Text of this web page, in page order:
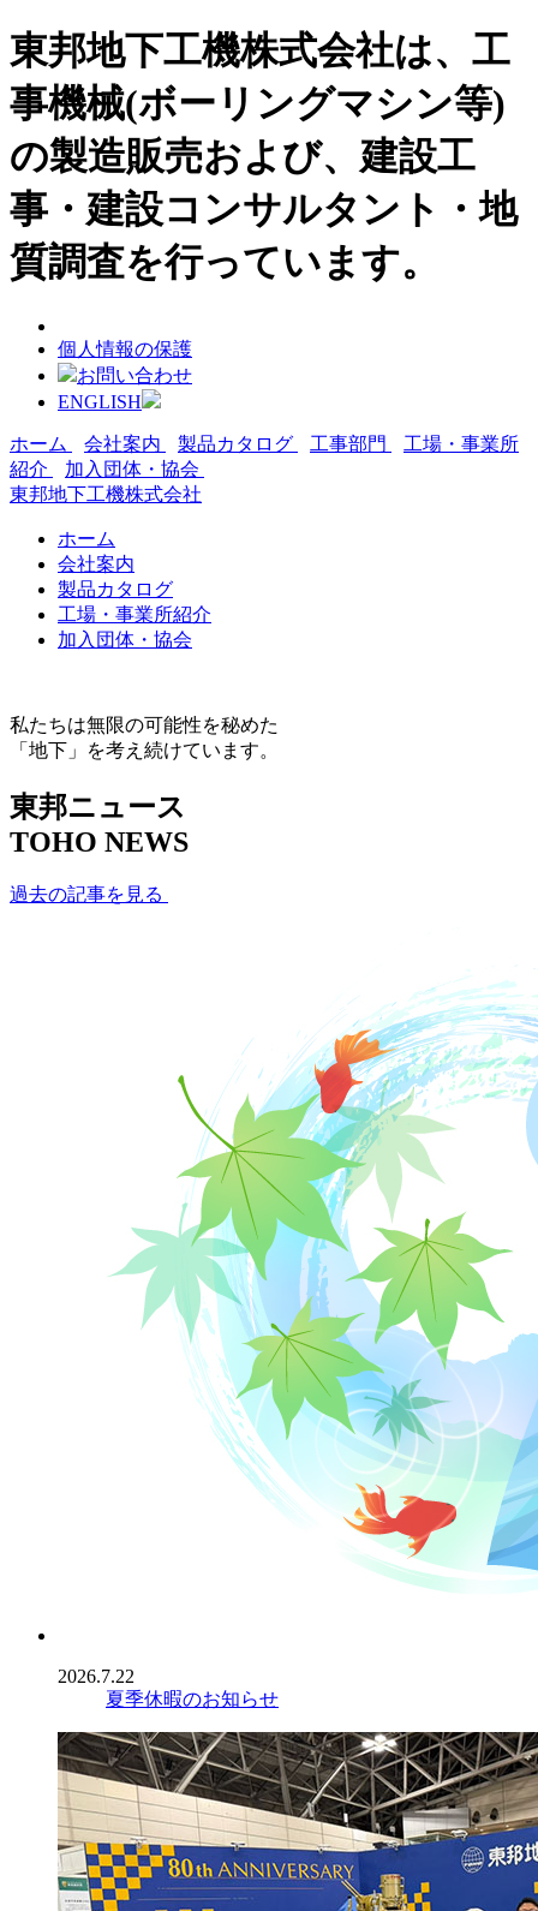
東邦地下工機株式会社は、工
事機械(ボーリングマシン等)
の製造販売および、建設工
事・建設コンサルタント・地
質調査を行っています。
個人情報の保護
お問い合わせ
ENGLISH
ホーム 会社案内 製品カタログ 工事部門
工場・事業所
紹介
加入団体・協会
東邦地下工機株式会社
ホーム
会社案内
製品カタログ
工場・事業所紹介
加入団体・協会
私たちは無限の可能性を秘めた
「地下」を考え続けています。
東邦ニュース
TOHO NEWS
過去の記事を見る
2026.7.22
夏季休暇のお知らせ